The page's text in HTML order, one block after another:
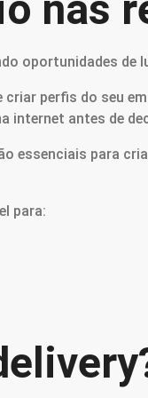
oportunidades de
perfis do seu
internet antes de
essenciais para
para: